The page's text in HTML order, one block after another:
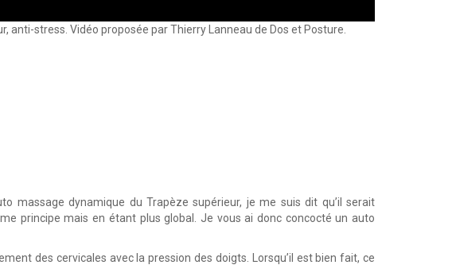
stress. Vidéo proposée par Thierry Lanneau de Dos et Posture.
massage dynamique du Trapèze supérieur, je me suis dit qu’il serait
principe mais en étant plus global. Je vous ai donc concocté un auto
des cervicales avec la pression des doigts. Lorsqu’il est bien fait, ce